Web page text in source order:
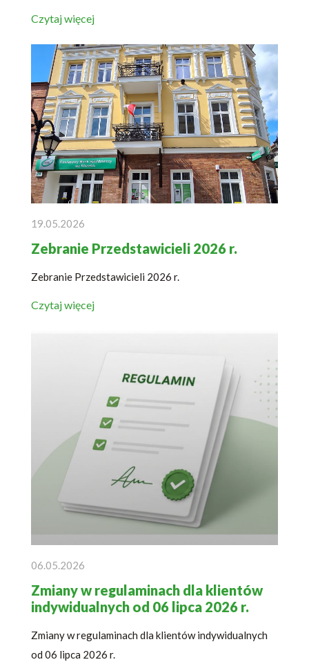
Czytaj więcej
19.05.2026
Zebranie Przedstawicieli 2026 r.
Zebranie Przedstawicieli 2026 r.
Czytaj więcej
06.05.2026
Zmiany w regulaminach dla klientów
indywidualnych od 06 lipca 2026 r.
Zmiany w regulaminach dla klientów indywidualnych
od 06 lipca 2026 r.